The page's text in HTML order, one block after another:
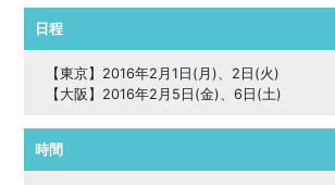
日程
【東京】2016年2月1日(月)、2日(火)
【大阪】2016年2月5日(金)、6日(土)
時間